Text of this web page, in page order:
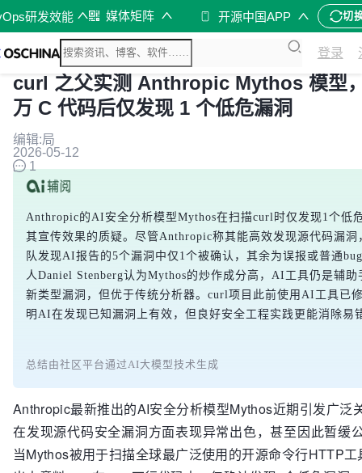
研发效能 媒体矩阵 开源中国APP 切
登录
curl 之父实测 Anthropic Mythos 模型
万 C 代码后仅发现 1 个低危漏洞
编辑:局
2026-05-12
1
Anthropic的AI安全分析模型Mythos在扫描curl时仅发现1个低
其宣传效果的质疑。尽管Anthropic称其能高效发现源代码漏
队发现AI报告的5个漏洞中仅1个被确认，其余为误报或普通
人Daniel Stenberg认为Mythos的炒作成分高，AI工具仍是辅助
新类型漏洞，但优于传统分析器。curl项目此前使用AI工具已
明AI在发现已知漏洞上有效，但良好安全工程实践更能消除易
总结由社区平台通过AI大模型技术生成
Anthropic最新推出的AI安全分析模型Mythos近期引发广泛
在发现源代码安全漏洞方面表现异常出色，甚至因此暂缓
当Mythos被用于扫描全球最广泛使用的开源命令行HTTP